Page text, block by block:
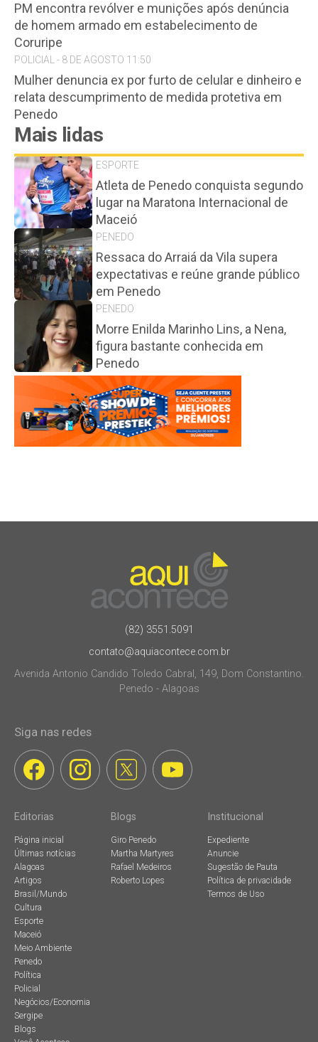
PM encontra revólver e munições após denúncia
de homem armado em estabelecimento de
Coruripe
POLICIAL - 8 DE AGOSTO 11:50
Mulher denuncia ex por furto de celular e dinheiro e
relata descumprimento de medida protetiva em
Penedo
Mais lidas
ESPORTE
Atleta de Penedo conquista segundo
lugar na Maratona Internacional de
Maceió
PENEDO
Ressaca do Arraiá da Vila supera
expectativas e reúne grande público
em Penedo
PENEDO
Morre Enilda Marinho Lins, a Nena,
figura bastante conhecida em
Penedo
(82) 3551.5091
contato@aquiacontece.com.br
Avenida Antonio Candido Toledo Cabral, 149, Dom Constantino.
Penedo - Alagoas
Siga nas redes
Editorias
Página inicial
Últimas notícias
Alagoas
Artigos
Brasil/Mundo
Cultura
Esporte
Maceió
Meio Ambiente
Penedo
Política
Policial
Negócios/Economia
Sergipe
Blogs
Blogs
Giro Penedo
Martha Martyres
Rafael Medeiros
Roberto Lopes
Institucional
Expediente
Anuncie
Sugestão de Pauta
Política de privacidade
Termos de Uso